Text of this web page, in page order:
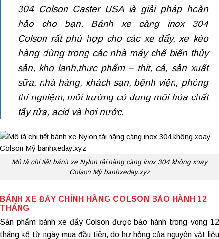
304 Colson Caster USA là giải pháp hoàn
hảo cho bạn. Bánh xe càng inox 304
Colson rất phù hợp cho các xe đẩy, xe kéo
hàng dùng trong các nhà máy chế biến thủy
sản, kho lạnh,thực phẩm – thịt, cá, sản xuất
sữa, nhà hàng, khách sạn, bệnh viện, phòng
thí nghiệm, môi trường có dung môi hóa chất
tẩy rửa, acid và hơi nước.
Mô tả chi tiết bánh xe Nylon tải nặng càng inox 304 không xoay
Colson Mỹ banhxeday.xyz
BÁNH XE ĐẨY CHÍNH HÃNG COLSON BẢO HÀNH 12
THÁNG
Sản phẩm bánh xe đẩy Colson được bảo hành trong vòng 12
tháng kể từ ngày mua đầu tiên, do hư hỏng của nguyên vật liệu